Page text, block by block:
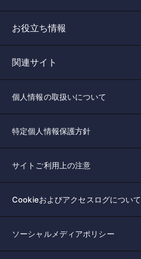
お役立ち情報
関連サイト
個人情報の取扱いについて
特定個人情報保護方針
サイトご利用上の注意
Cookieおよびアクセスログについて
ソーシャルメディアポリシー